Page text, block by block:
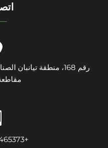
رقم 168، منطقة
+86-18742465373